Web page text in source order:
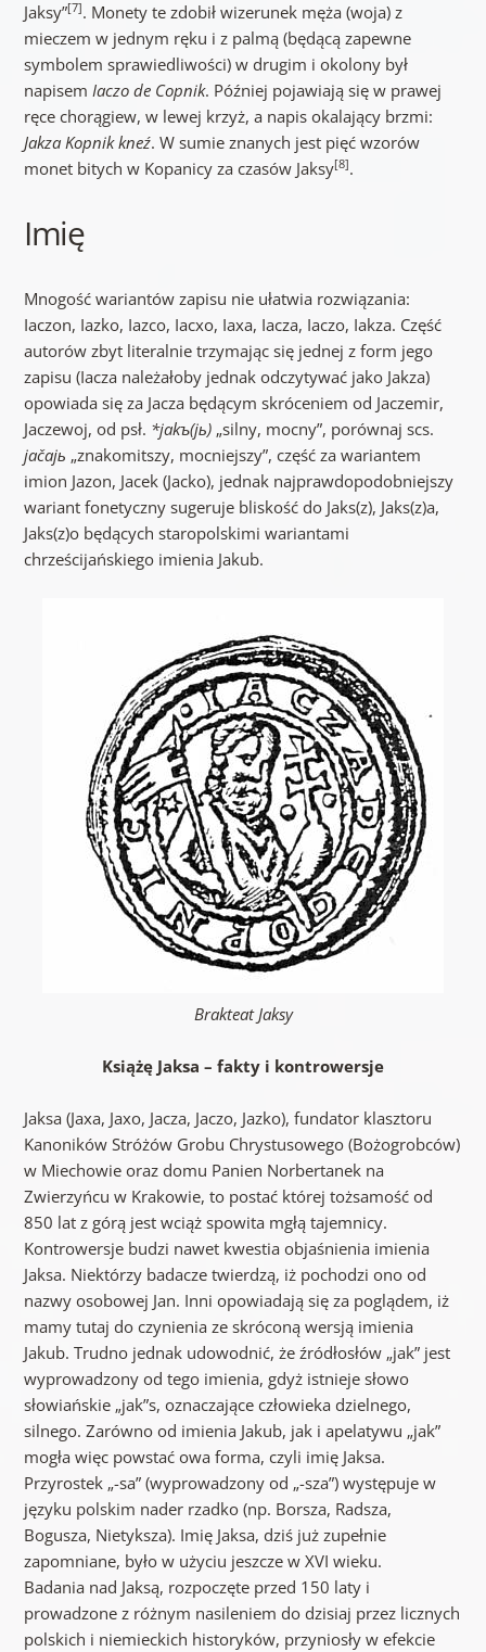
Jaksy”[7]. Monety te zdobił wizerunek męża (woja) z
mieczem w jednym ręku i z palmą (będącą zapewne
symbolem sprawiedliwości) w drugim i okolony był
napisem Iaczo de Copnik. Później pojawiają się w prawej
ręce chorągiew, w lewej krzyż, a napis okalający brzmi:
Jakza Kopnik kneź. W sumie znanych jest pięć wzorów
monet bitych w Kopanicy za czasów Jaksy[8].
Imię
Mnogość wariantów zapisu nie ułatwia rozwiązania:
Iaczon, Iazko, Iazco, Iacxo, Iaxa, Iacza, Iaczo, Iakza. Część
autorów zbyt literalnie trzymając się jednej z form jego
zapisu (Iacza należałoby jednak odczytywać jako Jakza)
opowiada się za Jacza będącym skróceniem od Jaczemir,
Jaczewoj, od psł. *jakъ(jь)„silny, mocny”, porównaj scs.
jačajь „znakomitszy, mocniejszy”, część za wariantem
imion Jazon, Jacek (Jacko), jednak najprawdopodobniejszy
wariant fonetyczny sugeruje bliskość do Jaks(z), Jaks(z)a,
Jaks(z)o będących staropolskimi wariantami
chrześcijańskiego imienia Jakub.
Brakteat Jaksy
Książę Jaksa – fakty i kontrowersje
Jaksa (Jaxa, Jaxo, Jacza, Jaczo, Jazko), fundator klasztoru
Kanoników Stróżów Grobu Chrystusowego (Bożogrobców)
w Miechowie oraz domu Panien Norbertanek na
Zwierzyńcu w Krakowie, to postać której tożsamość od
850 lat z górą jest wciąż spowita mgłą tajemnicy.
Kontrowersje budzi nawet kwestia objaśnienia imienia
Jaksa. Niektórzy badacze twierdzą, iż pochodzi ono od
nazwy osobowej Jan. Inni opowiadają się za poglądem, iż
mamy tutaj do czynienia ze skróconą wersją imienia
Jakub. Trudno jednak udowodnić, że źródłosłów „jak” jest
wyprowadzony od tego imienia, gdyż istnieje słowo
słowiańskie „jak”s, oznaczające człowieka dzielnego,
silnego. Zarówno od imienia Jakub, jak i apelatywu „jak”
mogła więc powstać owa forma, czyli imię Jaksa.
Przyrostek „-sa” (wyprowadzony od „-sza”) występuje w
języku polskim nader rzadko (np. Borsza, Radsza,
Bogusza, Nietyksza). Imię Jaksa, dziś już zupełnie
zapomniane, było w użyciu jeszcze w XVI wieku.
Badania nad Jaksą, rozpoczęte przed 150 laty i
prowadzone z różnym nasileniem do dzisiaj przez licznych
polskich i niemieckich historyków, przyniosły w efekcie